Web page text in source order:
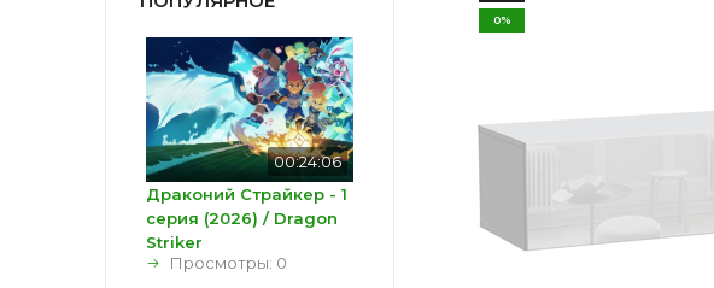
0%
00:24:06
Драконий Страйкер - 1
серия (2026) / Dragon
Striker
Просмотры: 0